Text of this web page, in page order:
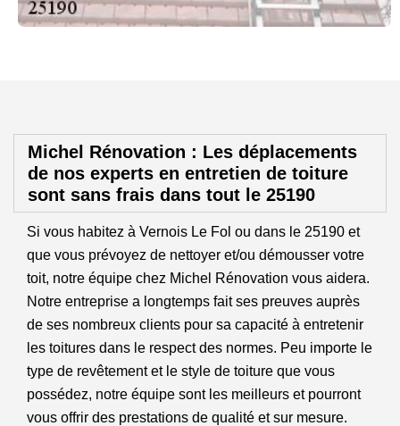
Michel Rénovation : Les déplacements
de nos experts en entretien de toiture
sont sans frais dans tout le 25190
Si vous habitez à Vernois Le Fol ou dans le 25190 et
que vous prévoyez de nettoyer et/ou démousser votre
toit, notre équipe chez Michel Rénovation vous aidera.
Notre entreprise a longtemps fait ses preuves auprès
de ses nombreux clients pour sa capacité à entretenir
les toitures dans le respect des normes. Peu importe le
type de revêtement et le style de toiture que vous
possédez, notre équipe sont les meilleurs et pourront
vous offrir des prestations de qualité et sur mesure.